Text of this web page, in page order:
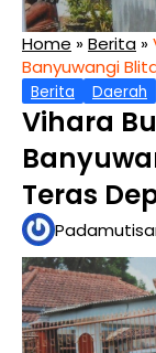
Home »Berita »
Banyuwangi
Berita Daerah
Vihara
Teras